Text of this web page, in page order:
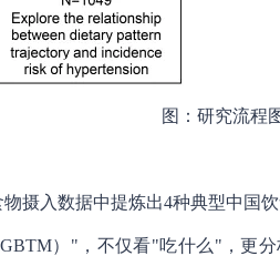
图：研究流程
摄入数据中提炼出4种典型中国饮
）"，不仅看"吃什么"，更